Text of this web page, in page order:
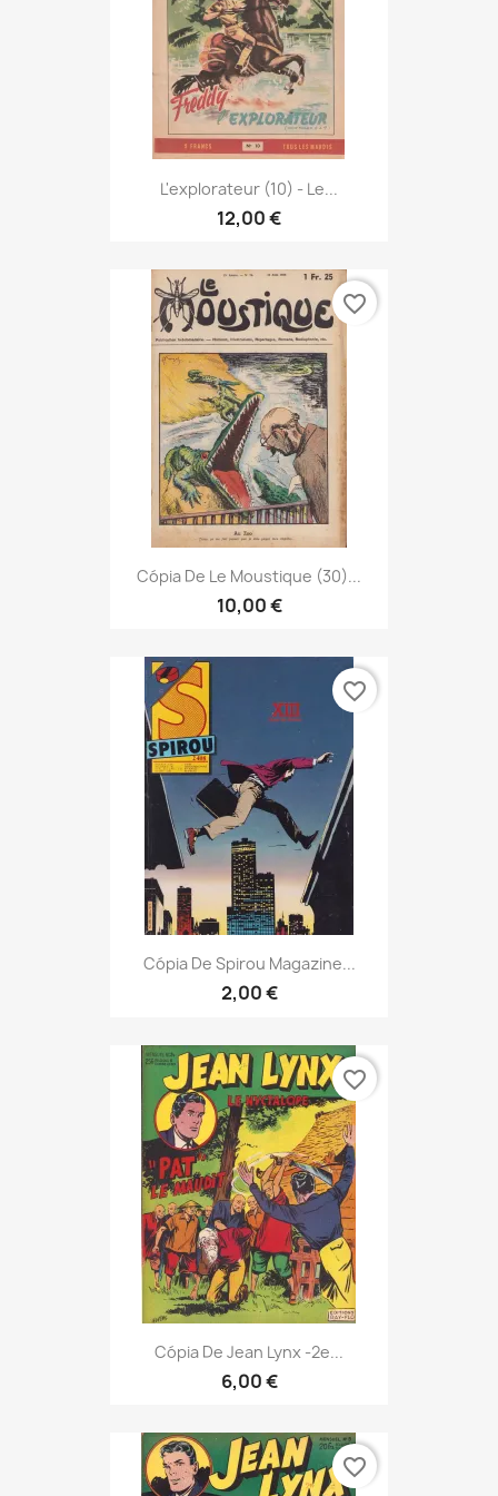
L'explorateur (10) - Le...
12,00 €
Cópia De Le Moustique (30)...
10,00 €
favorite_border
Cópia De Spirou Magazine...
2,00 €
favorite_border
Cópia De Jean Lynx -2e...
6,00 €
favorite_border
favorite_border